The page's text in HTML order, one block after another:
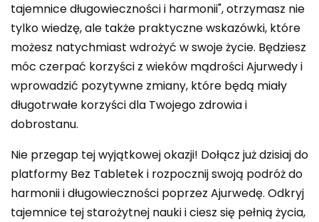
tajemnice długowieczności i harmonii", otrzymasz nie
tylko wiedzę, ale także praktyczne wskazówki, które
możesz natychmiast wdrożyć w swoje życie. Będziesz
móc czerpać korzyści z wieków mądrości Ajurwedy i
wprowadzić pozytywne zmiany, które będą miały
długotrwałe korzyści dla Twojego zdrowia i
dobrostanu.
Nie przegap tej wyjątkowej okazji! Dołącz już dzisiaj do
platformy Bez Tabletek i rozpocznij swoją podróż do
harmonii i długowieczności poprzez Ajurwedę. Odkryj
tajemnice tej starożytnej nauki i ciesz się pełnią życia,